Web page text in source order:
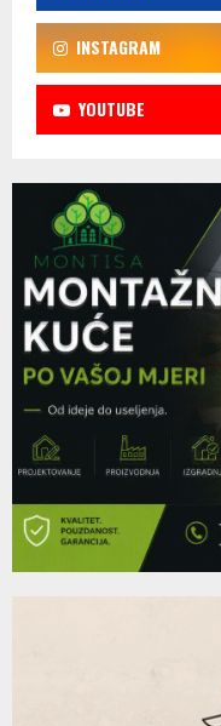
INSTAGRAM
YOUTUBE